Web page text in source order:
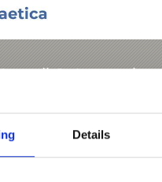
Details
nordic³ - Interactieve
van het project:
kosten: 11.887,87 € - EU-